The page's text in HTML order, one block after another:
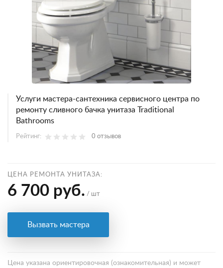
Услуги мастера-сантехника сервисного центра по
ремонту сливного бачка унитаза Traditional
Bathrooms
Рейтинг: 0 отзывов
ЦЕНА РЕМОНТА УНИТАЗА:
6 700 руб. / шт
Вызвать мастера
Цена указана ориентировочная (ознакомительная) и может